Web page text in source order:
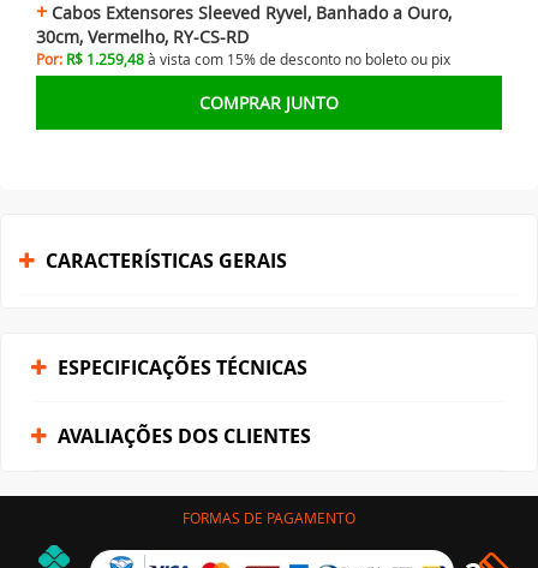
Cabos Extensores Sleeved Ryvel, Banhado a Ouro,
30cm, Vermelho, RY-CS-RD
Por: R$ 1.259,48à vista com 15% de desconto no boleto ou pix
COMPRAR JUNTO
CARACTERÍSTICAS GERAIS
ESPECIFICAÇÕES TÉCNICAS
AVALIAÇÕES DOS CLIENTES
FORMAS DE PAGAMENTO